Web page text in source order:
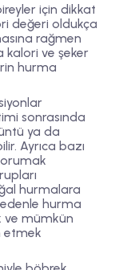
için dikkat
değeri oldukça
rağmen
ve şeker
hurma
sonrasında
ya da
Ayrıca bazı
hurmalara
hurma
ve mümkün
etmek